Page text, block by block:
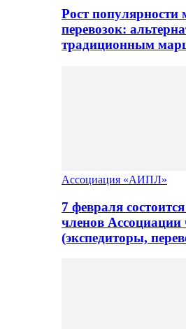
Рост
перевозок:
традиционным
Ассоциация «АИПЛ»
7 февраля
членов
(экспедиторы,